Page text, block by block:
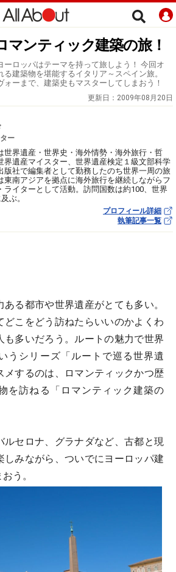
マンティック建築の旅！
ーロッパはテーマを持って旅しよう！ 今回オ
建築物を堪能するイタリア～スペイン旅。
ーまで、建築史もマスターしてしまおう！
更新日： 2009年08月20日
ー
世界遺産・世界史・海外情勢・海外旅行・哲
界遺産マイスター、世界遺産検定１級文部科学
版社で編集者として勤務したのち世界一周の旅
東南アジアを拠点に海外旅行を継続しながらフ
ライターとして活動。訪問国数は約100、世界
ぶ。
プロフィール詳細
執筆記事一覧
る都市や世界遺産がとても多い。
どこをどう訪ねたらいいのかよくわ
も多いだろう。ルートの魅力で世界
うシリーズ「ルートで巡る世界遺
メするのは、ロマンティックかつ歴
を訪ねる「ロマンティック建築の
ルセロナ、グラナダなど、古都と現
しみながら、ついでにヨーロッパ建
う。